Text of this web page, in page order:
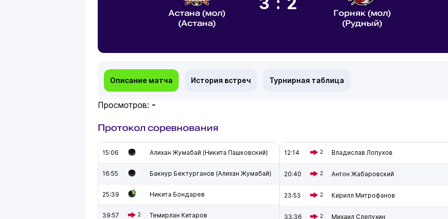
Астана (мол)
(Астана)
Горняк (мол)
(Рудный)
Описание матча История встреч Турнирная таблица
Просмотров: -
Протокол соревнования
15:06 Алихан Жумабай (Никита Пашковский)
16:55 Бакнур Бектурганов (Алихан Жумабай)
25:39 Никита Бондарев
39:57 2 Темирлан Китаров
12:14 2 Владислав Лопухов
20:40 2 Антон Жабаровский
23:53 2 Кирилл Митрофанов
33:36 2 Михаил Слепухин